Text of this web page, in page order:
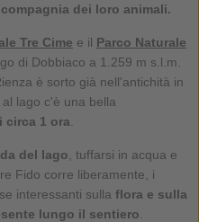
dei loro animali.
Tre Cime e il Parco Naturale
di Dobbiaco a 1.259 m s.l.m.
è sorto già nell'antichità in
lago c'è una bella
circa 1 ora
del lago , tuffarsi in acqua e
Fido corre liberamente, i
interessanti sulla flora e sulla
lungo il sentiero